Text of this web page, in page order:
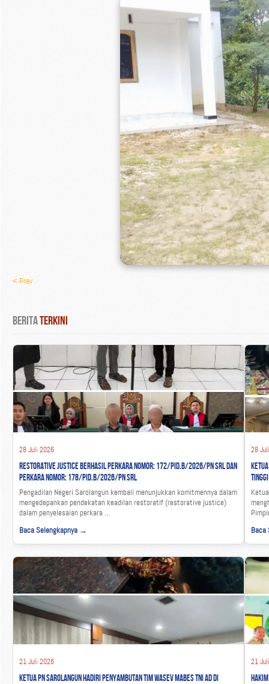
< Prev
BeritaTerkini
28 Juli 2026
Restorative Justice Berhasil Perkara Nomor: 172/Pid.B/2026/PN Srl dan
Perkara Nomor: 178/Pid.B/2026/PN Srl
Pengadilan Negeri Sarolangun kembali menunjukkan komitmennya dalam
mengedepankan pendekatan keadilan restoratif (restorative justice)
dalam penyelesaian perkara …
Baca Selengkapnya →
28
21 Juli 2026
Ketua PN Sarolangun Hadiri Penyambutan Tim Wasev Mabes TNI AD di
21